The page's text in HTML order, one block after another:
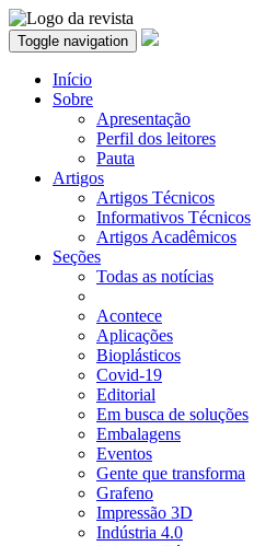
Toggle navigation
Início
Sobre
Apresentação
Perfil dos leitores
Pauta
Artigos
Artigos Técnicos
Informativos Técnicos
Artigos Acadêmicos
Seções
Todas as notícias
Acontece
Aplicações
Bioplásticos
Covid-19
Editorial
Em busca de soluções
Embalagens
Eventos
Gente que transforma
Grafeno
Impressão 3D
Indústria 4.0